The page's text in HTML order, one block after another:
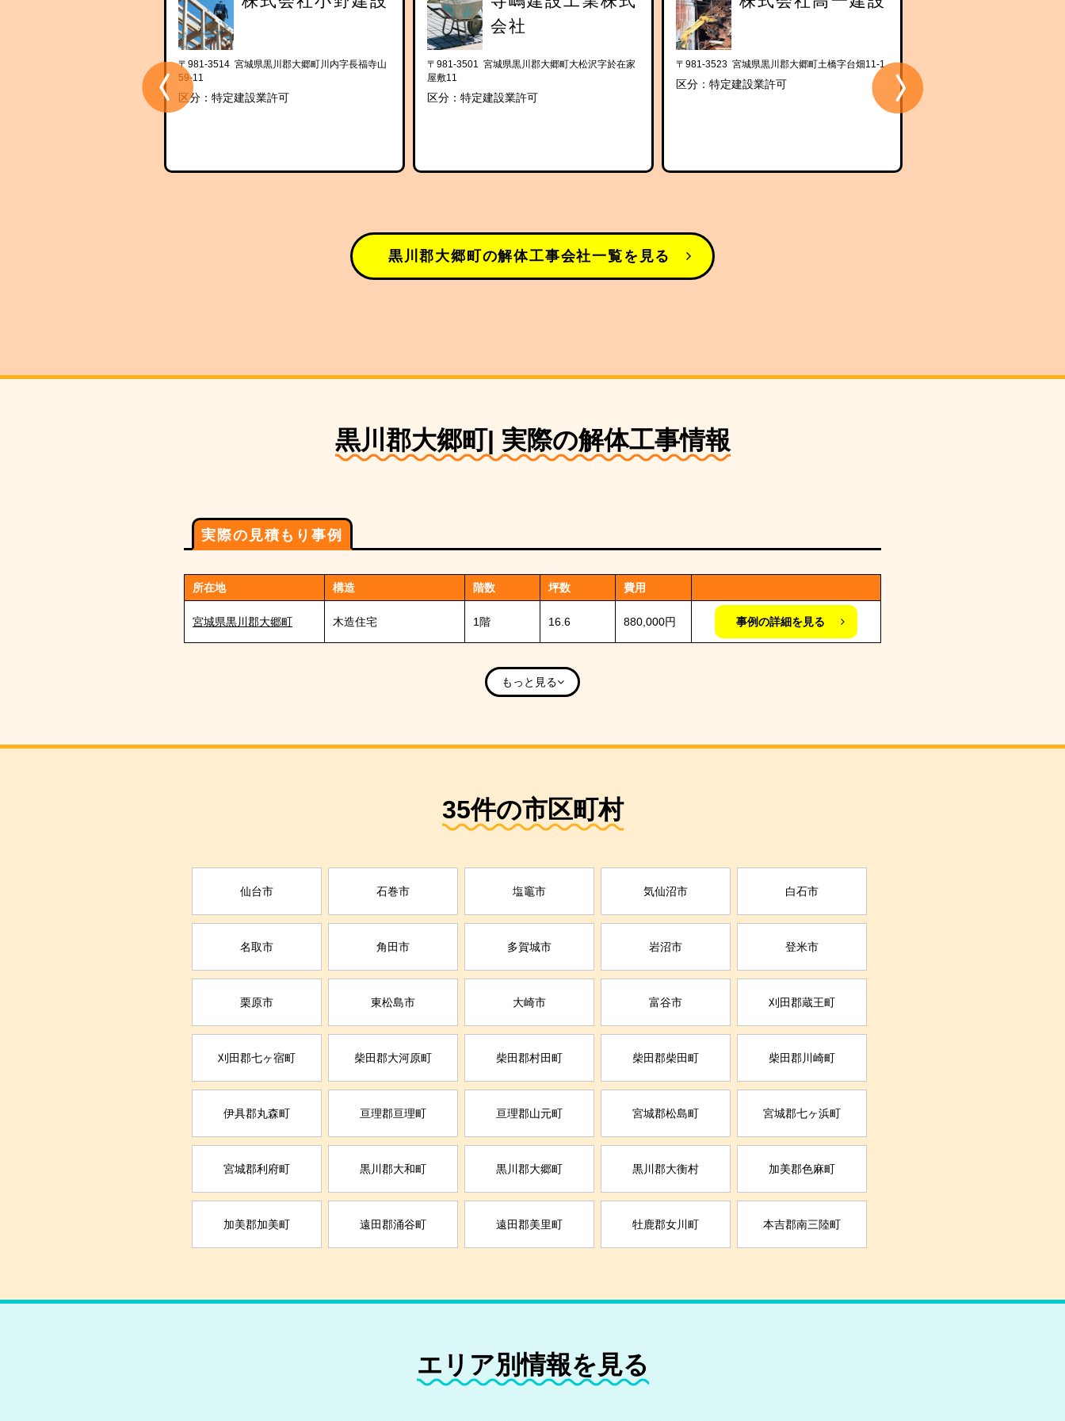
〒981-3514 宮城県黒川郡大郷町川内字長福寺山
59-11
区分：特定建設業許可
会社
〒981-3501 宮城県黒川郡大郷町大松沢字於在家
屋敷11
区分：特定建設業許可
〒981-3523 宮城県黒川郡大郷町土橋字台畑11-1
区分：特定建設業許可
黒川郡大郷町の解体工事会社一覧を見る
黒川郡大郷町| 実際の解体工事情報
実際の見積もり事例
所在地 構造 階数 坪数 費用
宮城県黒川郡大郷町 木造住宅 1階 16.6 880,000円 事例の詳細を見る
もっと見る
35件の市区町村
仙台市 石巻市 塩竈市 気仙沼市 白石市
名取市 角田市 多賀城市 岩沼市 登米市
栗原市 東松島市 大崎市 富谷市 刈田郡蔵王町
刈田郡七ヶ宿町 柴田郡大河原町 柴田郡村田町 柴田郡柴田町 柴田郡川崎町
伊具郡丸森町 亘理郡亘理町 亘理郡山元町 宮城郡松島町 宮城郡七ヶ浜町
宮城郡利府町 黒川郡大和町 黒川郡大郷町 黒川郡大衡村 加美郡色麻町
加美郡加美町 遠田郡涌谷町 遠田郡美里町 牡鹿郡女川町 本吉郡南三陸町
エリア別情報を見る